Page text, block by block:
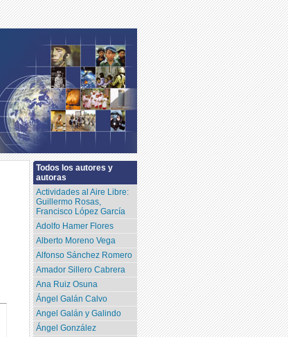
Todos los autores y
autoras
Actividades al Aire Libre:
Guillermo Rosas,
Francisco López García
Adolfo Hamer Flores
Alberto Moreno Vega
Alfonso Sánchez Romero
Amador Sillero Cabrera
Ana Ruiz Osuna
Ángel Galán Calvo
Angel Galán y Galindo
Ángel González